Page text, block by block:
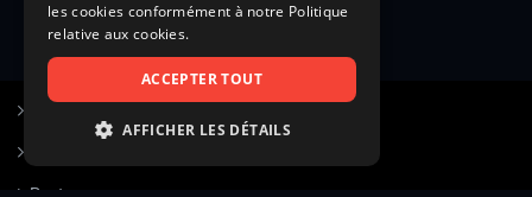
les cookies conformément à notre Politique
relative aux cookies.
ACCEPTER TOUT
AFFICHER LES DÉTAILS